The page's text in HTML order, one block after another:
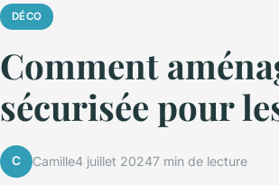
DÉCO
Comment
sécurisée pour
C Camille4 juillet 20247 min de lecture